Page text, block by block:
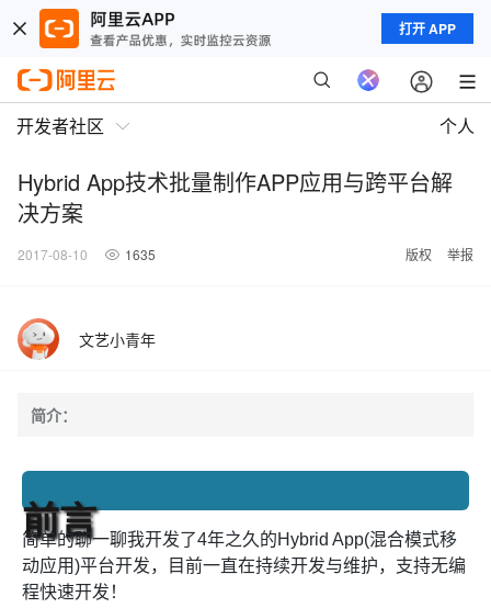
打开 APP
开发者社区 个人
Hybrid App技术批量制作APP应用与跨平台解
决方案
2017-08-10 1635 版权 举报
文艺小青年
简介：
前言
简单的聊一聊我开发了4年之久的Hybrid App(混合模式移
动应用)平台开发，目前一直在持续开发与维护，支持无编
程快速开发！